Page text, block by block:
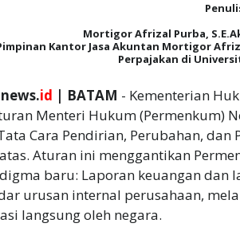
Mortigor Afrizal Purba,
Kantor Jasa Akuntan Mortigor
Perpajakan di
id | BATAM - Kementerian
Menteri Hukum (Permenkum)
Cara Pendirian, Perubahan,
Aturan ini menggantikan
baru: Laporan keuangan dan
urusan internal perusahaan,
langsung oleh negara.